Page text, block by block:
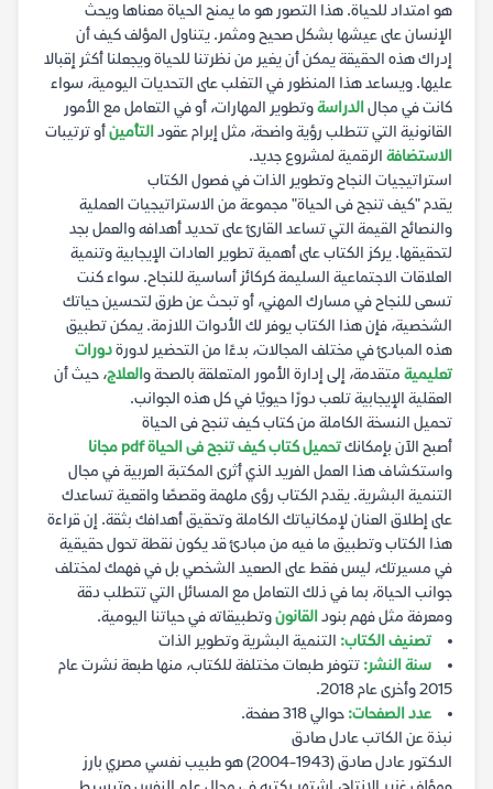
هو امتداد للحياة. هذا التصور هو ما يمنح الحياة معناها ويحث
الإنسان على عيشها بشكل صحيح ومثمر. يتناول المؤلف كيف أن
إدراك هذه الحقيقة يمكن أن يغير من نظرتنا للحياة ويجعلنا أكثر إقبالا
عليها. ويساعد هذا المنظور في التغلب على التحديات اليومية، سواء
كانت في مجالالدراسةوتطوير المهارات، أو في التعامل مع الأمور
القانونية التي تتطلب رؤية واضحة، مثل إبرام عقودالتأمينأو ترتيبات
الاستضافة الرقمية لمشروع جديد.
استراتيجيات النجاح وتطوير الذات في فصول الكتاب
يقدم "كيف تنجح فى الحياة" مجموعة من الاستراتيجيات العملية
والنصائح القيمة التي تساعد القارئ على تحديد أهدافه والعمل بجد
لتحقيقها. يركز الكتاب على أهمية تطوير العادات الإيجابية وتنمية
العلاقات الاجتماعية السليمة كركائز أساسية للنجاح. سواء كنت
تسعى للنجاح في مسارك المهني، أو تبحث عن طرق لتحسين حياتك
الشخصية، فإن هذا الكتاب يوفر لك الأدوات اللازمة. يمكن تطبيق
هذه المبادئ في مختلف المجالات، بدءًا من التحضير لدورةدورات
تعليمية متقدمة، إلى إدارة الأمور المتعلقة بالصحة والعلاج، حيث أن
العقلية الإيجابية تلعب دورًا حيويًا في كل هذه الجوانب.
تحميل النسخة الكاملة من كتاب كيف تنجح فى الحياة
أصبح الآن بإمكانكتحميل كتاب كيف تنجح فى الحياة pdf مجانا
واستكشاف هذا العمل الفريد الذي أثرى المكتبة العربية في مجال
التنمية البشرية. يقدم الكتاب رؤى ملهمة وقصصًا واقعية تساعدك
على إطلاق العنان لإمكانياتك الكاملة وتحقيق أهدافك بثقة. إن قراءة
هذا الكتاب وتطبيق ما فيه من مبادئ قد يكون نقطة تحول حقيقية
في مسيرتك، ليس فقط على الصعيد الشخصي بل في فهمك لمختلف
جوانب الحياة، بما في ذلك التعامل مع المسائل التي تتطلب دقة
ومعرفة مثل فهم بنودالقانونوتطبيقاته في حياتنا اليومية.
تصنيف الكتاب: التنمية البشرية وتطوير الذات
سنة النشر: تتوفر طبعات مختلفة للكتاب، منها طبعة نشرت عام
2015 وأخرى عام 2018.
عدد الصفحات: حوالي 318 صفحة.
نبذة عن الكاتب عادل صادق
الدكتور عادل صادق (1943-2004) هو طبيب نفسي مصري بارز